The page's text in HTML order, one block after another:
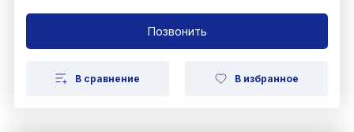
Позвонить
В сравнение В избранное